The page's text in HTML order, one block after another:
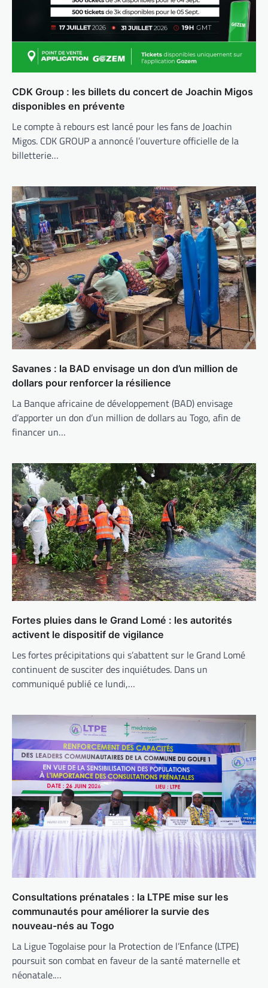
CDK Group : les billets du concert de Joachin Migos
disponibles en prévente
Le compte à rebours est lancé pour les fans de Joachin
Migos. CDK GROUP a annoncé l’ouverture officielle de la
billetterie…
Savanes : la BAD envisage un don d’un million de
dollars pour renforcer la résilience
La Banque africaine de développement (BAD) envisage
d’apporter un don d’un million de dollars au Togo, afin de
financer un…
Fortes pluies dans le Grand Lomé : les autorités
activent le dispositif de vigilance
Les fortes précipitations qui s’abattent sur le Grand Lomé
continuent de susciter des inquiétudes. Dans un
communiqué publié ce lundi,…
Consultations prénatales : la LTPE mise sur les
communautés pour améliorer la survie des
nouveau-nés au Togo
La Ligue Togolaise pour la Protection de l’Enfance (LTPE)
poursuit son combat en faveur de la santé maternelle et
néonatale.…